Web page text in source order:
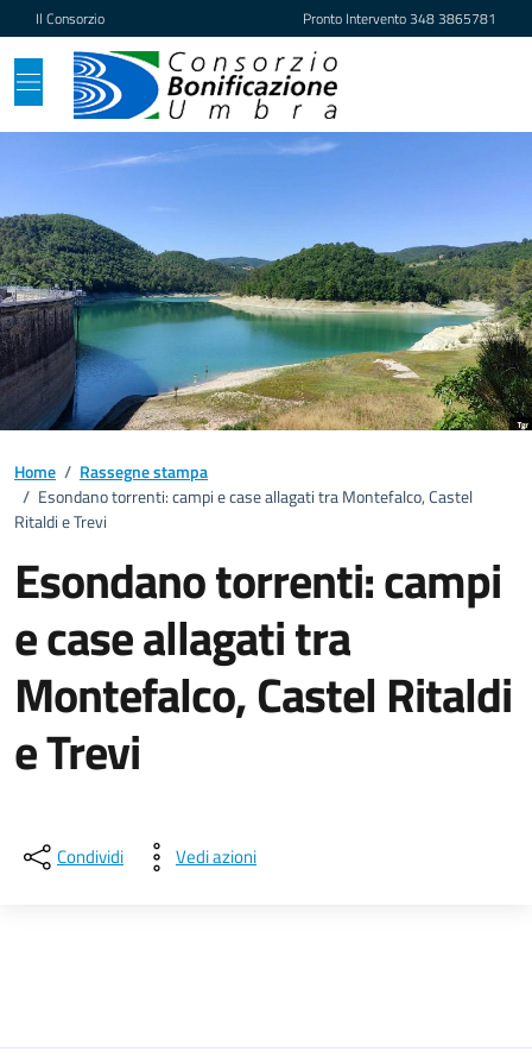
Vai ai contenuti
Vai al footer
Il Consorzio Pronto Intervento348 3865781
Home / Rassegne stampa
/ Esondano torrenti: campi e case allagati tra Montefalco, Castel
Ritaldi e Trevi
Esondano torrenti: campi
e case allagati tra
Montefalco, Castel Ritaldi
e Trevi
Condividi Vedi azioni